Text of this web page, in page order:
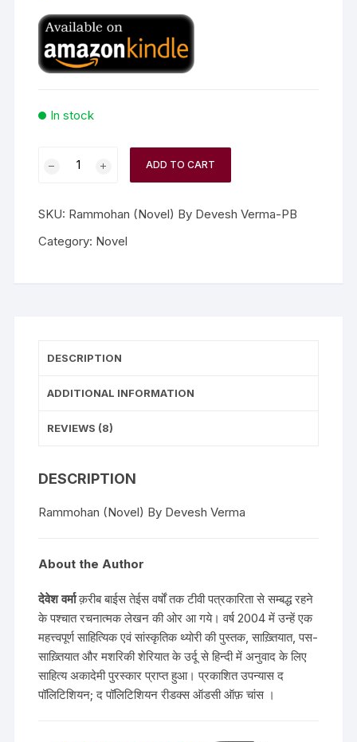
In stock
ADD TO CART
SKU: Rammohan (Novel) By Devesh Verma-PB
Category: Novel
DESCRIPTION
ADDITIONAL INFORMATION
REVIEWS (8)
DESCRIPTION
Rammohan (Novel) By Devesh Verma
About the Author
देवेश वर्माक़रीब बाईस तेईस वर्षों तक टीवी पत्रकारिता से सम्बद्ध रहने
के पश्चात रचनात्मक लेखन की ओर आ गये। वर्ष 2004 में उन्हें एक
महत्त्वपूर्ण साहित्यिक एवं सांस्कृतिक थ्योरी की पुस्तक, साख़्तियात, पस-
साख़्तियात और मशरिकी शेरियात के उर्दू से हिन्दी में अनुवाद के लिए
साहित्य अकादेमी पुरस्कार प्राप्त हुआ। प्रकाशित उपन्यास द
पॉलिटिशियन; द पॉलिटिशियन रीडक्स ऑडसी ऑफ़ चांस ।